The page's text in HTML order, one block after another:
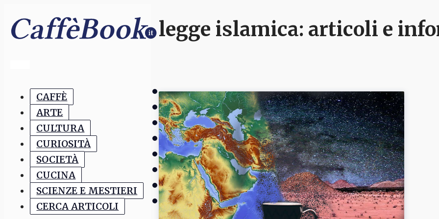
CAFFÈ
ARTE
CULTURA
CURIOSITÀ
SOCIETÀ
CUCINA
SCIENZE E MESTIERI
CERCA ARTICOLI
legge islamica: articoli e